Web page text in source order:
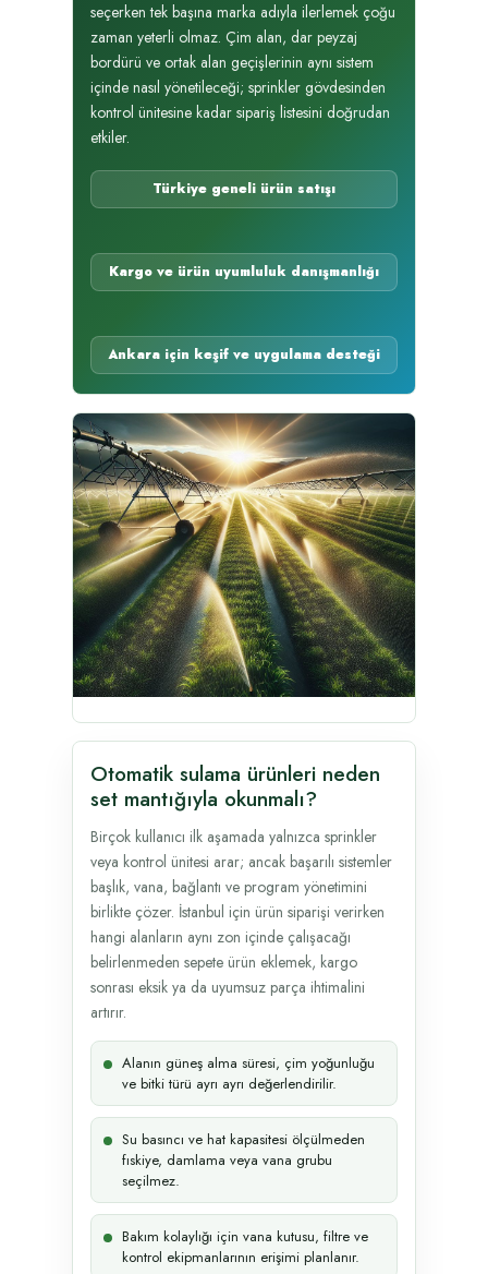
seçerken tek başına marka adıyla ilerlemek çoğu
zaman yeterli olmaz. Çim alan, dar peyzaj
bordürü ve ortak alan geçişlerinin aynı sistem
içinde nasıl yönetileceği; sprinkler gövdesinden
kontrol ünitesine kadar sipariş listesini doğrudan
etkiler.
Türkiye geneli ürün satışı
Kargo ve ürün uyumluluk danışmanlığı
Ankara için keşif ve uygulama desteği
Otomatik sulama ürünleri neden
set mantığıyla okunmalı?
Birçok kullanıcı ilk aşamada yalnızca sprinkler
veya kontrol ünitesi arar; ancak başarılı sistemler
başlık, vana, bağlantı ve program yönetimini
birlikte çözer. İstanbul için ürün siparişi verirken
hangi alanların aynı zon içinde çalışacağı
belirlenmeden sepete ürün eklemek, kargo
sonrası eksik ya da uyumsuz parça ihtimalini
artırır.
Alanın güneş alma süresi, çim yoğunluğu
ve bitki türü ayrı ayrı değerlendirilir.
Su basıncı ve hat kapasitesi ölçülmeden
fıskiye, damlama veya vana grubu
seçilmez.
Bakım kolaylığı için vana kutusu, filtre ve
kontrol ekipmanlarının erişimi planlanır.